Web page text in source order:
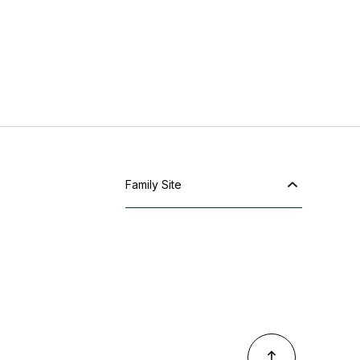
Family Site